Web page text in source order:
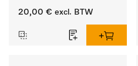
20,00 € excl. BTW